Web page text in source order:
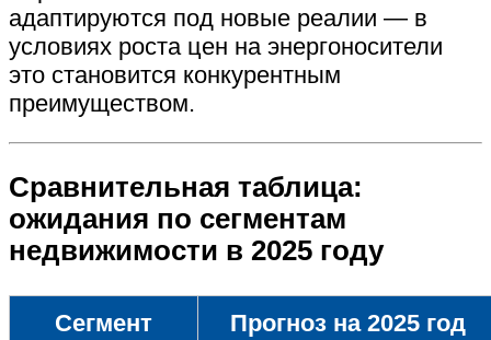
адаптируются под новые реалии — в
условиях роста цен на энергоносители
это становится конкурентным
преимуществом.
Сравнительная таблица:
ожидания по сегментам
недвижимости в 2025 году
Сегмент Прогноз на 2025 год